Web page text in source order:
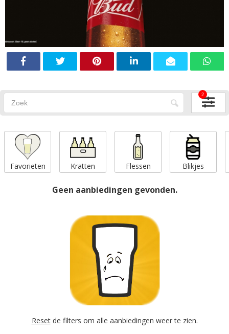
2
Favorieten Kratten Flessen Blikjes
Geen aanbiedingen gevonden.
Resetde filters om alle aanbiedingen weer te zien.